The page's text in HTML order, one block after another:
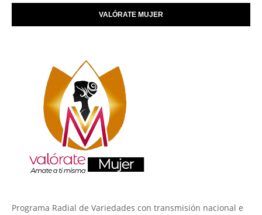
VALÓRATE MUJER
Programa Radial de Variedades con transmisión nacional e